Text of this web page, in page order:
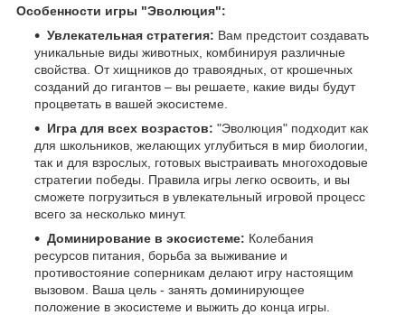
Особенности игры "Эволюция":
Увлекательная стратегия: Вам предстоит создавать
уникальные виды животных, комбинируя различные
свойства. От хищников до травоядных, от крошечных
созданий до гигантов – вы решаете, какие виды будут
процветать в вашей экосистеме.
Игра для всех возрастов: "Эволюция" подходит как
для школьников, желающих углубиться в мир биологии,
так и для взрослых, готовых выстраивать многоходовые
стратегии победы. Правила игры легко освоить, и вы
сможете погрузиться в увлекательный игровой процесс
всего за несколько минут.
Доминирование в экосистеме: Колебания
ресурсов питания, борьба за выживание и
противостояние соперникам делают игру настоящим
вызовом. Ваша цель - занять доминирующее
положение в экосистеме и выжить до конца игры.